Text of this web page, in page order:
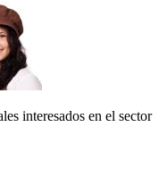
interesados en el sector